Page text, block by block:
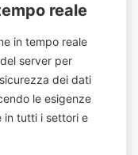
reale
in tempo reale
server per
dei dati
le esigenze
in tutti i settori e